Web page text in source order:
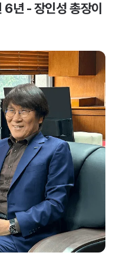
6년 - 장인성 총장이